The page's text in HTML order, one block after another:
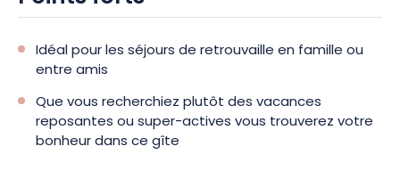
Marque Avenue, Abbaye de Clairvaux, Vignoble de
Champagne et pourquoi pas un saut en parachute ou un
baptême d’ULM ? … Autant de choix dans les activités
proposées qui raviront les petits et les grands.
Idéal pour les séjours de retrouvaille en famille ou
entre amis
Que vous recherchiez plutôt des vacances
reposantes ou super-actives vous trouverez votre
bonheur dans ce gîte